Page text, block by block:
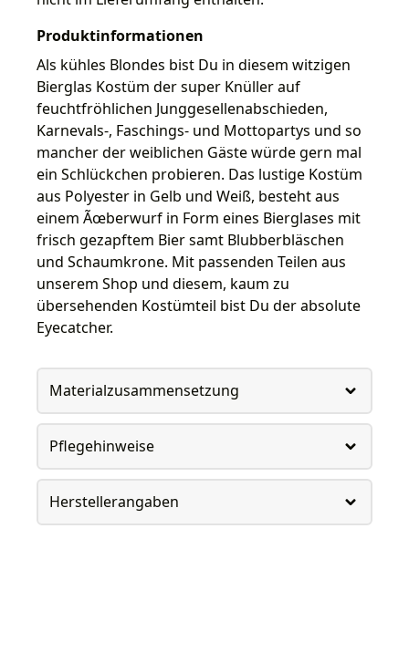
Produktinformationen
Als kühles Blondes bist Du in diesem witzigen
Bierglas Kostüm der super Knüller auf
feuchtfröhlichen Junggesellenabschieden,
Karnevals-, Faschings- und Mottopartys und so
mancher der weiblichen Gäste würde gern mal
ein Schlückchen probieren. Das lustige Kostüm
aus Polyester in Gelb und Weiß, besteht aus
einem Ãœberwurf in Form eines Bierglases mit
frisch gezapftem Bier samt Blubberbläschen
und Schaumkrone. Mit passenden Teilen aus
unserem Shop und diesem, kaum zu
übersehenden Kostümteil bist Du der absolute
Eyecatcher.
Materialzusammensetzung
Pflegehinweise
Herstellerangaben